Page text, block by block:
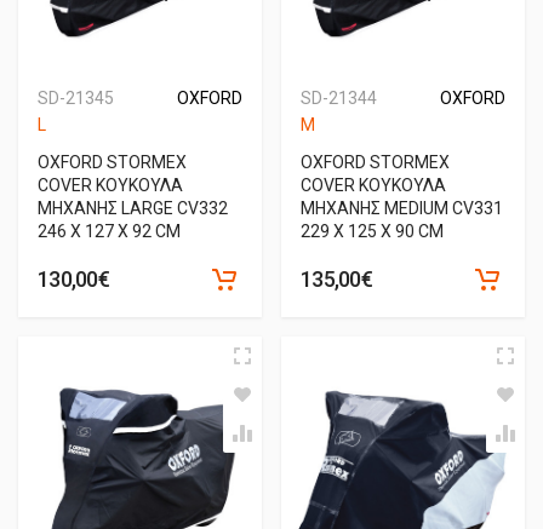
SD-21345
OXFORD
L
OXFORD STORMEX
COVER ΚΟΥΚΟΥΛΑ
ΜΗΧΑΝΗΣ LARGE CV332
246 X 127 X 92 CM
130,00€
SD-21344
OXFORD
M
OXFORD STORMEX
COVER ΚΟΥΚΟΥΛΑ
ΜΗΧΑΝΗΣ MEDIUM CV331
229 X 125 X 90 CM
135,00€